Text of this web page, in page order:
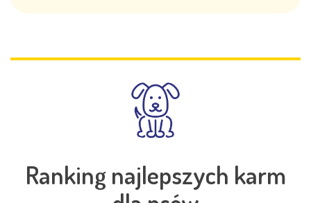
Ranking najlepszych karm